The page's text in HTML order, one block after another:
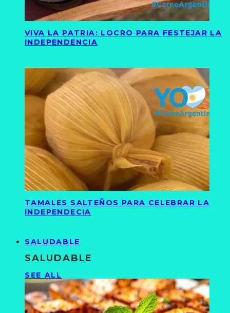
VIVA LA PATRIA: LOCRO PARA FESTEJAR LA
INDEPENDENCIA
TAMALES SALTEÑOS PARA CELEBRAR LA
INDEPENDECIA
SALUDABLE
SALUDABLE
SEE ALL